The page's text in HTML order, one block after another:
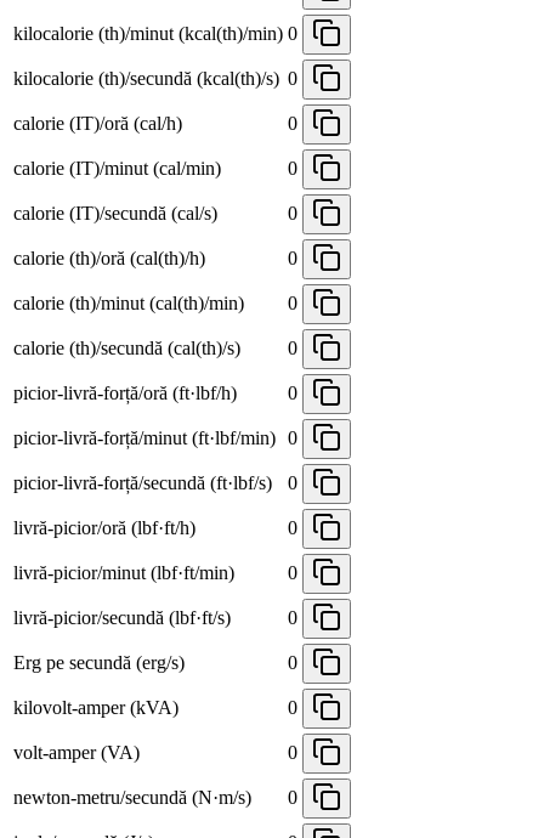
kilocalorie (th)/minut (kcal(th)/min) 0
kilocalorie (th)/secundă (kcal(th)/s) 0
calorie (IT)/oră (cal/h) 0
calorie (IT)/minut (cal/min) 0
calorie (IT)/secundă (cal/s) 0
calorie (th)/oră (cal(th)/h) 0
calorie (th)/minut (cal(th)/min) 0
calorie (th)/secundă (cal(th)/s) 0
picior-livră-forță/oră (ft·lbf/h) 0
picior-livră-forță/minut (ft·lbf/min) 0
picior-livră-forță/secundă (ft·lbf/s) 0
livră-picior/oră (lbf·ft/h) 0
livră-picior/minut (lbf·ft/min) 0
livră-picior/secundă (lbf·ft/s) 0
Erg pe secundă (erg/s) 0
kilovolt-amper (kVA) 0
volt-amper (VA) 0
newton-metru/secundă (N·m/s) 0